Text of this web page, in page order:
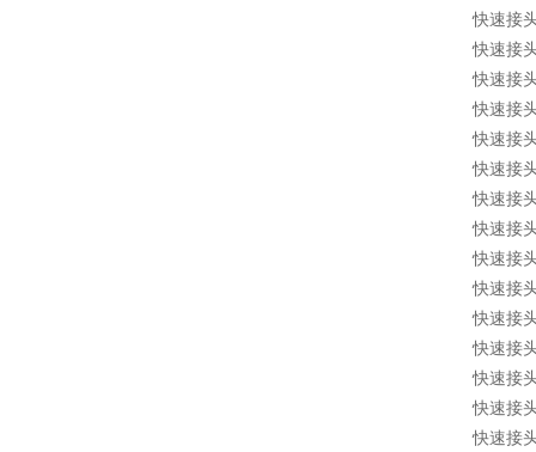
快速接
快速接
快速接
快速接
快速接
快速接
快速接
快速接
快速接
快速接
快速接
快速接
快速接
快速接
快速接